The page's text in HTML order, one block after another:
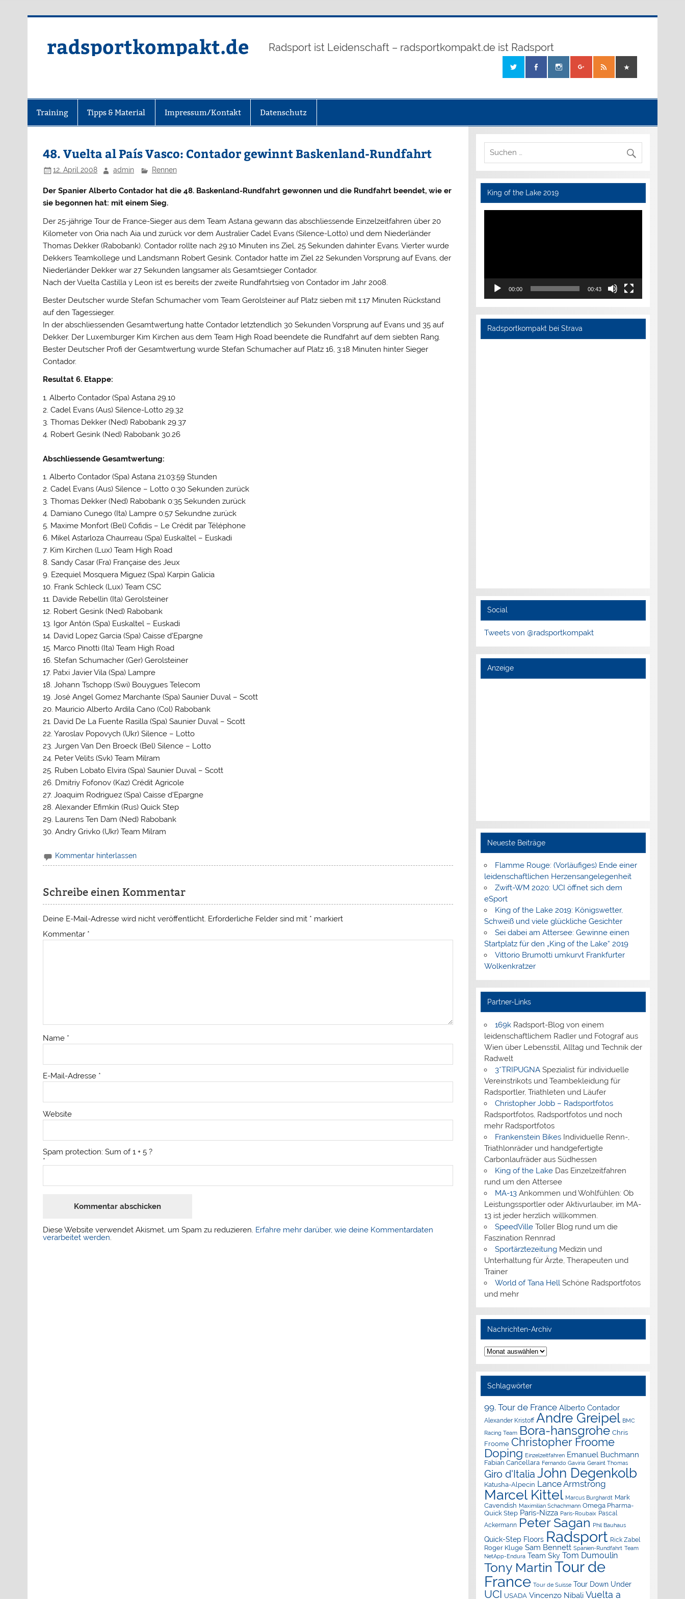
radsportkompakt.de Radsport ist Leidenschaft – radsportkompakt.de ist Radsport
Training Tipps & Material Impressum/Kontakt Datenschutz
48. Vuelta al País Vasco: Contador gewinnt Baskenland-Rundfahrt
12. April 2008 admin Rennen
Der Spanier Alberto Contador hat die 48. Baskenland-Rundfahrt gewonnen und die Rundfahrt beendet, wie er
sie begonnen hat: mit einem Sieg.
Der 25-jährige Tour de France-Sieger aus dem Team Astana gewann das abschliessende Einzelzeitfahren über 20
Kilometer von Oria nach Aia und zurück vor dem Australier Cadel Evans (Silence-Lotto) und dem Niederländer
Thomas Dekker (Rabobank). Contador rollte nach 29:10 Minuten ins Ziel, 25 Sekunden dahinter Evans. Vierter wurde
Dekkers Teamkollege und Landsmann Robert Gesink. Contador hatte im Ziel 22 Sekunden Vorsprung auf Evans, der
Niederländer Dekker war 27 Sekunden langsamer als Gesamtsieger Contador.
Nach der Vuelta Castilla y Leon ist es bereits der zweite Rundfahrtsieg von Contador im Jahr 2008.
Bester Deutscher wurde Stefan Schumacher vom Team Gerolsteiner auf Platz sieben mit 1:17 Minuten Rückstand
auf den Tagessieger.
In der abschliessenden Gesamtwertung hatte Contador letztendlich 30 Sekunden Vorsprung auf Evans und 35 auf
Dekker. Der Luxemburger Kim Kirchen aus dem Team High Road beendete die Rundfahrt auf dem siebten Rang.
Bester Deutscher Profi der Gesamtwertung wurde Stefan Schumacher auf Platz 16, 3:18 Minuten hinter Sieger
Contador.
Resultat 6. Etappe:
1. Alberto Contador (Spa) Astana 29.10
2. Cadel Evans (Aus) Silence-Lotto 29.32
3. Thomas Dekker (Ned) Rabobank 29.37
4. Robert Gesink (Ned) Rabobank 30.26
Abschliessende Gesamtwertung:
1. Alberto Contador (Spa) Astana 21:03:59 Stunden
2. Cadel Evans (Aus) Silence – Lotto 0:30 Sekunden zurück
3. Thomas Dekker (Ned) Rabobank 0:35 Sekunden zurück
4. Damiano Cunego (Ita) Lampre 0:57 Sekundne zurück
5. Maxime Monfort (Bel) Cofidis – Le Crédit par Téléphone
6. Mikel Astarloza Chaurreau (Spa) Euskaltel – Euskadi
7. Kim Kirchen (Lux) Team High Road
8. Sandy Casar (Fra) Française des Jeux
9. Ezequiel Mosquera Miguez (Spa) Karpin Galicia
10. Frank Schleck (Lux) Team CSC
11. Davide Rebellin (Ita) Gerolsteiner
12. Robert Gesink (Ned) Rabobank
13. Igor Antón (Spa) Euskaltel – Euskadi
14. David Lopez Garcia (Spa) Caisse d’Epargne
15. Marco Pinotti (Ita) Team High Road
16. Stefan Schumacher (Ger) Gerolsteiner
17. Patxi Javier Vila (Spa) Lampre
18. Johann Tschopp (Swi) Bouygues Telecom
19. José Angel Gomez Marchante (Spa) Saunier Duval – Scott
20. Mauricio Alberto Ardila Cano (Col) Rabobank
21. David De La Fuente Rasilla (Spa) Saunier Duval – Scott
22. Yaroslav Popovych (Ukr) Silence – Lotto
23. Jurgen Van Den Broeck (Bel) Silence – Lotto
24. Peter Velits (Svk) Team Milram
25. Ruben Lobato Elvira (Spa) Saunier Duval – Scott
26. Dmitriy Fofonov (Kaz) Crédit Agricole
27. Joaquim Rodriguez (Spa) Caisse d’Epargne
28. Alexander Efimkin (Rus) Quick Step
29. Laurens Ten Dam (Ned) Rabobank
30. Andry Grivko (Ukr) Team Milram
Kommentar hinterlassen
Schreibe einen Kommentar
Deine E-Mail-Adresse wird nicht veröffentlicht. Erforderliche Felder sind mit * markiert
Kommentar *
Name *
E-Mail-Adresse *
Website
Spam protection: Sum of 1 + 5 ?
*
Diese Website verwendet Akismet, um Spam zu reduzieren. Erfahre mehr darüber, wie deine Kommentardaten
verarbeitet werden.
King of the Lake 2019
Video-
00:00 00:43
Radsportkompakt bei Strava
Social
Tweets von @radsportkompakt
Anzeige
Neueste Beiträge
Flamme Rouge: (Vorläufiges) Ende einer
leidenschaftlichen Herzensangelegenheit
Zwift-WM 2020: UCI öffnet sich dem
eSport
King of the Lake 2019: Königswetter,
Schweiß und viele glückliche Gesichter
Sei dabei am Attersee: Gewinne einen
Startplatz für den „King of the Lake“ 2019
Vittorio Brumotti umkurvt Frankfurter
Wolkenkratzer
Partner-Links
169kRadsport-Blog von einem
leidenschaftlichem Radler und Fotograf aus
Wien über Lebensstil, Alltag und Technik der
Radwelt
3*TRIPUGNASpezialist für individuelle
Vereinstrikots und Teambekleidung für
Radsportler, Triathleten und Läufer
Christopher Jobb – Radsportfotos
Radsportfotos, Radsportfotos und noch
mehr Radsportfotos
Frankenstein BikesIndividuelle Renn-,
Triathlonräder und handgefertigte
Carbonlaufräder aus Südhessen
King of the LakeDas Einzelzeitfahren
rund um den Attersee
MA-13Ankommen und Wohlfühlen: Ob
Leistungssportler oder Aktivurlauber, im MA-
13 ist jeder herzlich willkommen.
SpeedVilleToller Blog rund um die
Faszination Rennrad
SportärztezeitungMedizin und
Unterhaltung für Ärzte, Therapeuten und
Trainer
World of Tana Hell Schöne Radsportfotos
und mehr
Nachrichten-Archiv
Nachrichten-
Archiv
Schlagwörter
99. Tour de France Alberto Contador
Alexander Kristoff Andre Greipel BMC
Racing Team Bora-hansgrohe Chris
Froome Christopher Froome
Doping Einzelzeitfahren Emanuel Buchmann
Fabian Cancellara Fernando Gaviria Geraint Thomas
Giro d'Italia John Degenkolb
Katusha-Alpecin Lance Armstrong
Marcel Kittel Marcus Burghardt Mark
Cavendish Maximilian Schachmann Omega Pharma-
Quick Step Paris-Nizza Paris-Roubaix Pascal
Ackermann Peter Sagan Phil Bauhaus
Quick-Step Floors Radsport Rick Zabel
Roger Kluge Sam Bennett Spanien-Rundfahrt Team
NetApp-Endura Team Sky Tom Dumoulin
Tony Martin Tour de
France Tour de Suisse Tour Down Under
UCI USADA Vincenzo Nibali Vuelta a